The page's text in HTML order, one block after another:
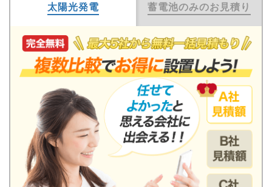
太陽光発電 蓄電池のみのお見積り